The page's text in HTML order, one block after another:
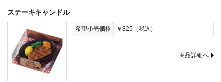
ステーキキャンドル
希望小売価格 ￥825（税込）
商品詳細へ